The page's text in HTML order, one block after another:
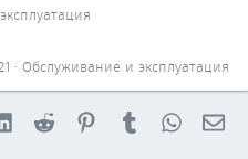
Обслуживание и эксплуатация
LinkedInReddit PinterestTumblr